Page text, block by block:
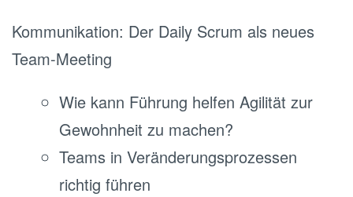
Kommunikation: Der Daily Scrum als neues
Team-Meeting
Wie kann Führung helfen Agilität zur
Gewohnheit zu machen?
Teams in Veränderungsprozessen
richtig führen